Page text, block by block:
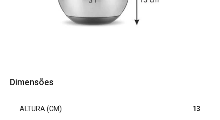
Dimensões
ALTURA (CM) 13